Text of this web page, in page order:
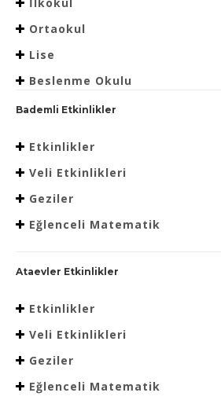
Ortaokul
Lise
Beslenme Okulu
Bademli Etkinlikler
Etkinlikler
Veli Etkinlikleri
Geziler
Eğlenceli Matematik
Ataevler Etkinlikler
Etkinlikler
Veli Etkinlikleri
Geziler
Eğlenceli Matematik